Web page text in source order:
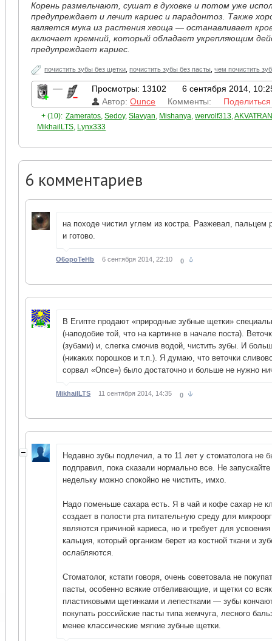
Корень размельчают, сушат в духовке и потом уже
предупреждает и лечит кариес и парадонтоз. Также
является мука из растения хвоща — останавливает
включает кремний, который обладает укрепляющим
предупреждает кариес.
почистить зубы без щетки ,почистить зубы без пасты ,чем почистить
— Просмотры: 13102
6 сентября 2014,
Автор:Ounce Комменты: Поделиться
+ (10): Zameratos,Sedoy,Slavyan, Mishanya,wervolf313,
MikhailLTS, Lynx333
6 комментариев
на походе чистил углем из костра. Разжевал, пальцем
и готово.
O6opoTeHb 6 сентября 2014, 22:10 0
В Египте продают «природные зубные щетки»
(наподобие той, что на картинке в начале поста).
(зубами) и, слегка смочив водой, чистить зубы. И
(никаких порошков и т.п.). Я думаю, что веточки
сорвал «Once») было достаточно и больше не нужно
MikhailLTS 11 сентября 2014, 14:35 0
Недавно зубы подлечил, а то 11 лет у стоматолога не
подправил, пока сказали нормально все. Не
недельку можно спокойно не чистить, имхо.
Надо поменьше сахара есть. Я в чай и кофе сахар не
создает в полости рта питательную среду для
являются причиной кариеса, но и требует для
кальция, который организм берет из костной ткани и
ослабляются.
Стоматолог, кстати говоря, очень советовала не
пасты, особенно всякие отбеливающие, и щетки со
пластиковыми щетинками и лепестками — зубы
покупать российские пасты типа жемчуга, лесного
менее классические мягкие зубные щетки.